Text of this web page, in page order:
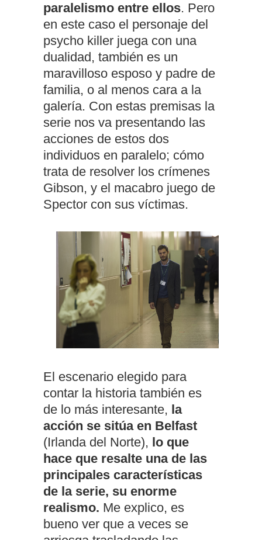
paralelismo entre ellos. Pero
en este caso el personaje del
psycho killer juega con una
dualidad, también es un
maravilloso esposo y padre de
familia, o al menos cara a la
galería. Con estas premisas la
serie nos va presentando las
acciones de estos dos
individuos en paralelo; cómo
trata de resolver los crímenes
Gibson, y el macabro juego de
Spector con sus víctimas.
El escenario elegido para
contar la historia también es
de lo más interesante, la
acción se sitúa en Belfast
(Irlanda del Norte), lo que
hace que resalte una de las
principales características
de la serie, su enorme
realismo. Me explico, es
bueno ver que a veces se